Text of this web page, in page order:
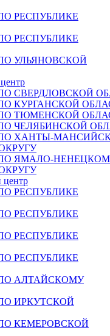
РЕСПУБЛИКЕ
РЕСПУБЛИКЕ
УЛЬЯНОВСКОЙ
СВЕРДЛОВСКОЙ
КУРГАНСКОЙ
ТЮМЕНСКОЙ
ЧЕЛЯБИНСКОЙ
ХАНТЫ-
ЯМАЛО-
центр
РЕСПУБЛИКЕ
РЕСПУБЛИКЕ
РЕСПУБЛИКЕ
РЕСПУБЛИКЕ
АЛТАЙСКОМУ
ИРКУТСКОЙ
КЕМЕРОВСКОЙ